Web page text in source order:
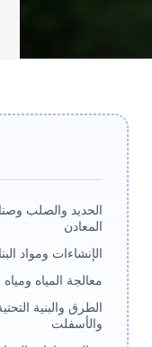
الحديد والصلب
المعادن
الإنشاءات ومواد
معالجة المياه
الطرق والبنية
والأسفلت